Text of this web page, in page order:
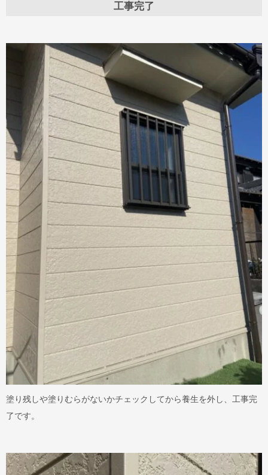
工事完了
塗り残しや塗りむらがないかチェックしてから養生を外し、工事完
了です。